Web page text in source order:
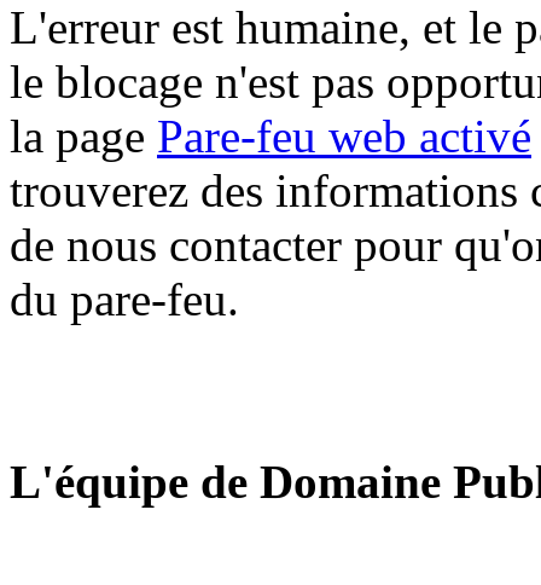
L'erreur est humaine, et le
le blocage n'est pas
la page Pare-feu web activé
trouverez des informations
de nous contacter pour
du pare-feu.
L'équipe de Domaine